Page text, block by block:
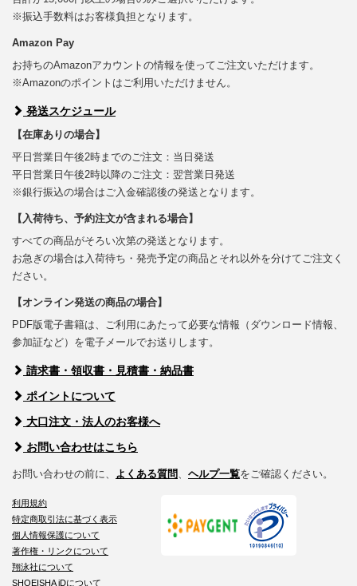
※振込手数料はお客様負担となります。
Amazon Pay
お持ちのAmazonアカウントの情報を使ってご注文いただけます。
※Amazonのポイントはご利用いただけません。
発送スケジュール
【在庫ありの場合】
平日営業日午後2時までのご注文：当日発送
平日営業日午後2時以降のご注文：翌営業日発送
※銀行振込の場合はご入金確認後の発送となります。
【入荷待ち、予約注文が含まれる場合】
すべての商品がそろい次第の発送となります。
お急ぎの場合は入荷待ち・発売予定の商品とそれ以外を分けてご注文く
ださい。
【オンライン発送の商品の場合】
PDF版電子書籍は、ご利用にあたって必要な情報（ダウンロード情報、
参加証など）を電子メールでお送りします。
請求書・領収書・見積書・納品書
ポイントについて
大口注文・法人のお客様へ
お問い合わせはこちら
お問い合わせの前に、 よくある質問 ヘルプ一覧をご確認ください。
利用規約
特定商取引法に基づく表示
個人情報保護について
著作権・リンクについて
翔泳社について
SHOEISHA iDについて